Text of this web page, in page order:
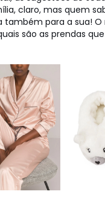
claro, mas quem
também para a sua! O
são as prendas